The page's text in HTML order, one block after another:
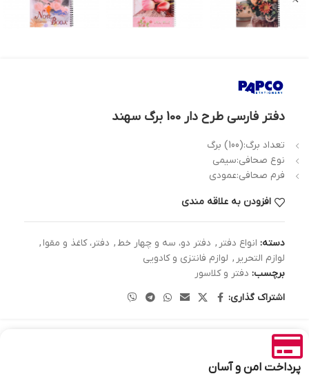
دفتر فارسی طرح دار 100 برگ سهند
تعداد برگ:(100) برگ
نوع صحافی:سیمی
فرم صحافی:عمودی
افزودن به علاقه مندی
دسته: انواع دفتر , دفتر دو، سه و چهار خط , دفتر، کاغذ و مقوا ,
لوازم التحریر , لوازم فانتزی و کادویی
برچسب: دفتر و کلاسور
اشتراک گذاری:
پرداخت امن و آسان